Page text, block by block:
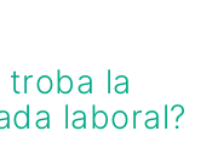
troba la
laboral?